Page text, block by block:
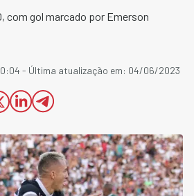
com gol marcado por Emerson
- Última atualização em: 04/06/2023